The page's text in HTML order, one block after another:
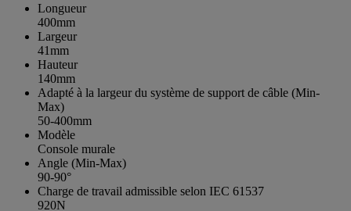
Longueur
400mm
Largeur
41mm
Hauteur
140mm
Adapté à la largeur du système de support de câble (Min-
Max)
50-400mm
Modèle
Console murale
Angle (Min-Max)
90-90°
Charge de travail admissible selon IEC 61537
920N